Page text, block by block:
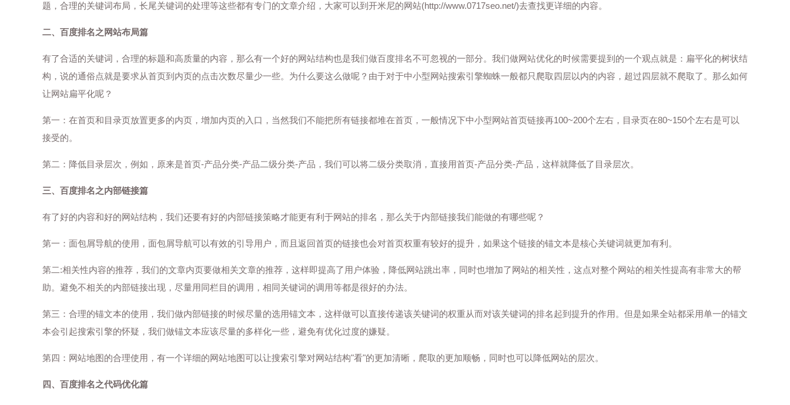
题，合理的关键词布局，长尾关键词的处理等这些都有专门的文章介绍，大家可以到开米尼的网站(http://www.0717seo.net/)去查找更详细的内容。
二、百度排名之网站布局篇
有了合适的关键词，合理的标题和高质量的内容，那么有一个好的网站结构也是我们做百度排名不可忽视的一部分。我们做网站优化的时候需要提到的一个观点就是：扁平化的树状结
构，说的通俗点就是要求从首页到内页的点击次数尽量少一些。为什么要这么做呢？由于对于中小型网站搜索引擎蜘蛛一般都只爬取四层以内的内容，超过四层就不爬取了。那么如何
让网站扁平化呢？
第一：在首页和目录页放置更多的内页，增加内页的入口，当然我们不能把所有链接都堆在首页，一般情况下中小型网站首页链接再100~200个左右，目录页在80~150个左右是可以
接受的。
第二：降低目录层次，例如，原来是首页-产品分类-产品二级分类-产品，我们可以将二级分类取消，直接用首页-产品分类-产品，这样就降低了目录层次。
三、百度排名之内部链接篇
有了好的内容和好的网站结构，我们还要有好的内部链接策略才能更有利于网站的排名，那么关于内部链接我们能做的有哪些呢？
第一：面包屑导航的使用，面包屑导航可以有效的引导用户，而且返回首页的链接也会对首页权重有较好的提升，如果这个链接的锚文本是核心关键词就更加有利。
第二:相关性内容的推荐，我们的文章内页要做相关文章的推荐，这样即提高了用户体验，降低网站跳出率，同时也增加了网站的相关性，这点对整个网站的相关性提高有非常大的帮
助。避免不相关的内部链接出现，尽量用同栏目的调用，相同关键词的调用等都是很好的办法。
第三：合理的锚文本的使用，我们做内部链接的时候尽量的选用锚文本，这样做可以直接传递该关键词的权重从而对该关键词的排名起到提升的作用。但是如果全站都采用单一的锚文
本会引起搜索引擎的怀疑，我们做锚文本应该尽量的多样化一些，避免有优化过度的嫌疑。
第四：网站地图的合理使用，有一个详细的网站地图可以让搜索引擎对网站结构"看"的更加清晰，爬取的更加顺畅，同时也可以降低网站的层次。
四、百度排名之代码优化篇